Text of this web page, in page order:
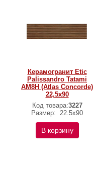
Керамогранит Etic
Palissandro Tatami
AM8H (Atlas Concorde)
22,5х90
Код товара:3227
Размер: 22.5x90
В корзину